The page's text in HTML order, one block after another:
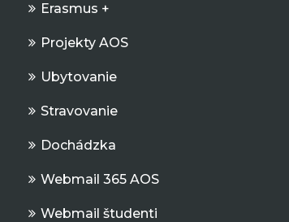
Erasmus +
Projekty AOS
Ubytovanie
Stravovanie
Dochádzka
Webmail 365 AOS
Webmail študenti